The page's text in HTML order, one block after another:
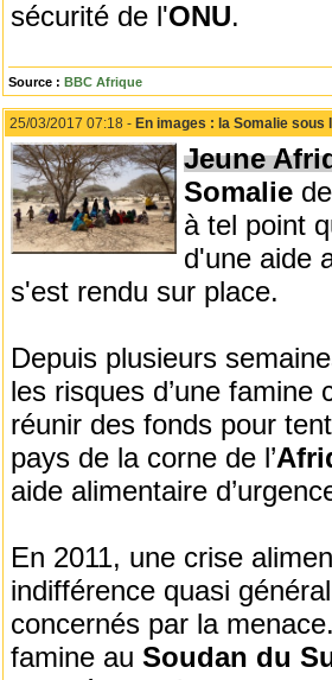
sécurité de l'ONU.
Source : BBC Afrique
25/03/2017 07:18 - En images : la Somalie sous
Jeune
Somalie
à tel point
d'une aide
s'est rendu sur place.
Depuis plusieurs
les risques d’une
réunir des fonds pour
pays de la corne de l’
aide alimentaire
En 2011, une crise
indifférence quasi
concernés par la
famine au Soudan du